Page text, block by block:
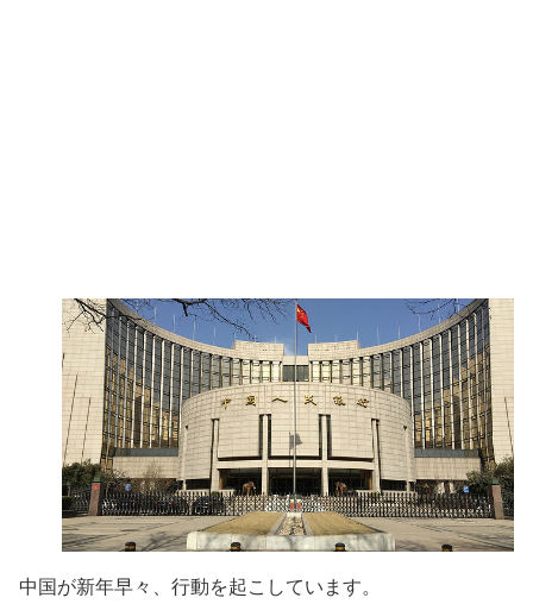
中国が新年早々、行動を起こしています。